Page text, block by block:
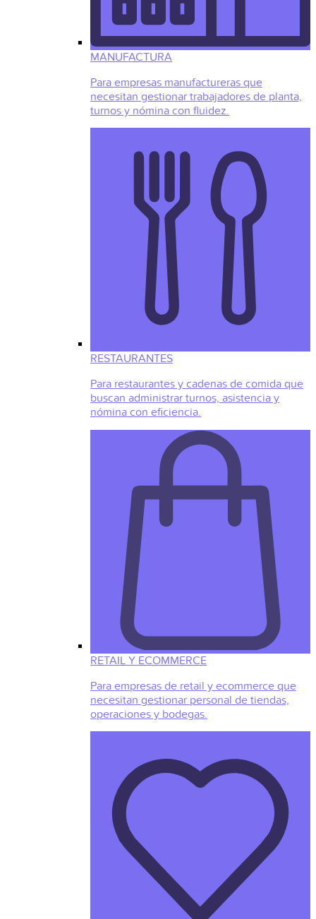
MANUFACTURA
Para empresas manufactureras que
necesitan gestionar trabajadores de planta,
turnos y nómina con fluidez.
RESTAURANTES
Para restaurantes y cadenas de comida que
buscan administrar turnos, asistencia y
nómina con eficiencia.
RETAIL Y ECOMMERCE
Para empresas de retail y ecommerce que
necesitan gestionar personal de tiendas,
operaciones y bodegas.